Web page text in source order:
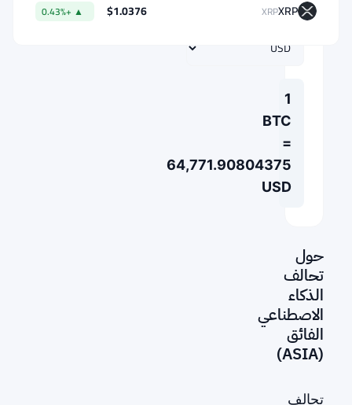
TO
1
BTC
=
64,771.90804375
USD
حول
تحالف
الذكاء
الاصطناعي
الفائق
(ASIA)
تحالف
XRP
XRP
$1.0376
▲ +0.43%